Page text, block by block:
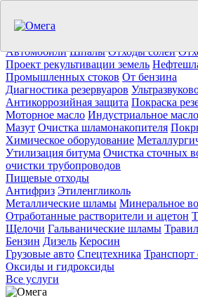
Утилизация отходов (19)
Автомобили Шпалы Отходы солей
Проект рекультивации земель
Промышленных стоков От бензина
Диагностика резервуаров
Антикоррозийная защита Покраска
Моторное масло Индустриальное масло
Мазут Очистка шламонакопителя
Химическое оборудование
Утилизация битума Очистка сточных
очистки трубопроводов
Пищевые отходы
Антифриз Этиленгликоль
Металлические шламы Минеральное
Отработанные растворители и ацетон
Щелочи Гальванические шламы
Бензин Дизель Керосин
Грузовые авто Спецтехника Транспорт
Оксиды и гидроксиды
Все услуги